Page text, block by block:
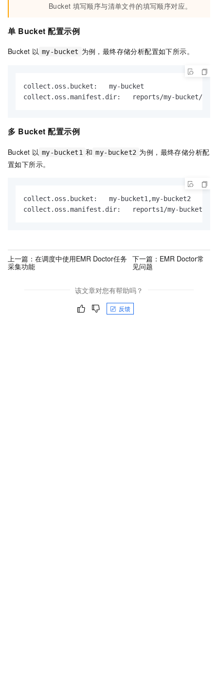
Bucket 填写顺序与清单文件的填写顺序对应。
单 Bucket 配置示例
Bucket 以 my-bucket 为例，最终存储分析配置如下所示。
collect.oss.bucket:   my-bucket
collect.oss.manifest.dir:   reports/my-bucket/my-
多 Bucket 配置示例
Bucket 以 my-bucket1 和 my-bucket2 为例，最终存储分析配
置如下所示。
collect.oss.bucket:   my-bucket1,my-bucket2
collect.oss.manifest.dir:   reports1/my-bucket1/
上一篇： 在调度中使用EMR Doctor任务
采集功能
下一篇： EMR Doctor常
见问题
该文章对您有帮助吗？
反馈